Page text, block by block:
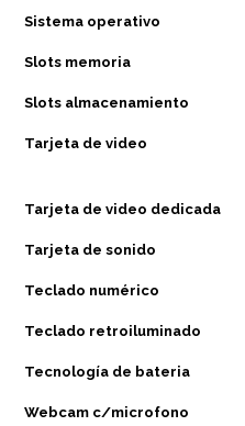
Sistema operativo
Slots memoria
Slots almacenamiento
Tarjeta de video
Tarjeta de video dedicada
Tarjeta de sonido
Teclado numérico
Teclado retroiluminado
Tecnología de bateria
Webcam c/microfono